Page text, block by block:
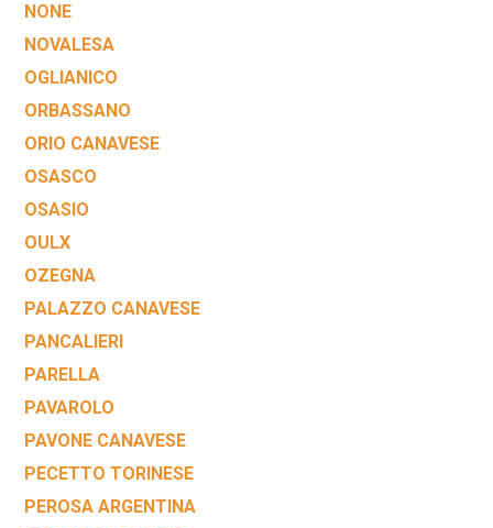
NONE
NOVALESA
OGLIANICO
ORBASSANO
ORIO CANAVESE
OSASCO
OSASIO
OULX
OZEGNA
PALAZZO CANAVESE
PANCALIERI
PARELLA
PAVAROLO
PAVONE CANAVESE
PECETTO TORINESE
PEROSA ARGENTINA